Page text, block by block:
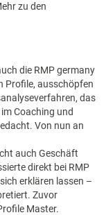
zu den
die RMP germany
Profile, ausschöpfen
das
Coaching und
Von nun an
auch Geschäft
direkt bei RMP
erklären lassen –
Zuvor
Master.